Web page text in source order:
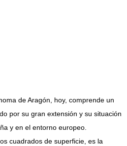
de Aragón, hoy, comprende un
por su gran extensión y su situación
y en el entorno europeo.
cuadrados de superficie, es la